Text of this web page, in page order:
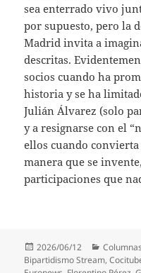
sea enterrado vivo
por supuesto, pero la
Madrid invita a
descritas.
socios cuando ha
historia y se ha
Julián Álvarez (solo
y a resignarse con el
ellos cuando
manera que se
participaciones que
Publicado
el
2026/06/12 Categorías
Columnas
Bipartidismo Stream,